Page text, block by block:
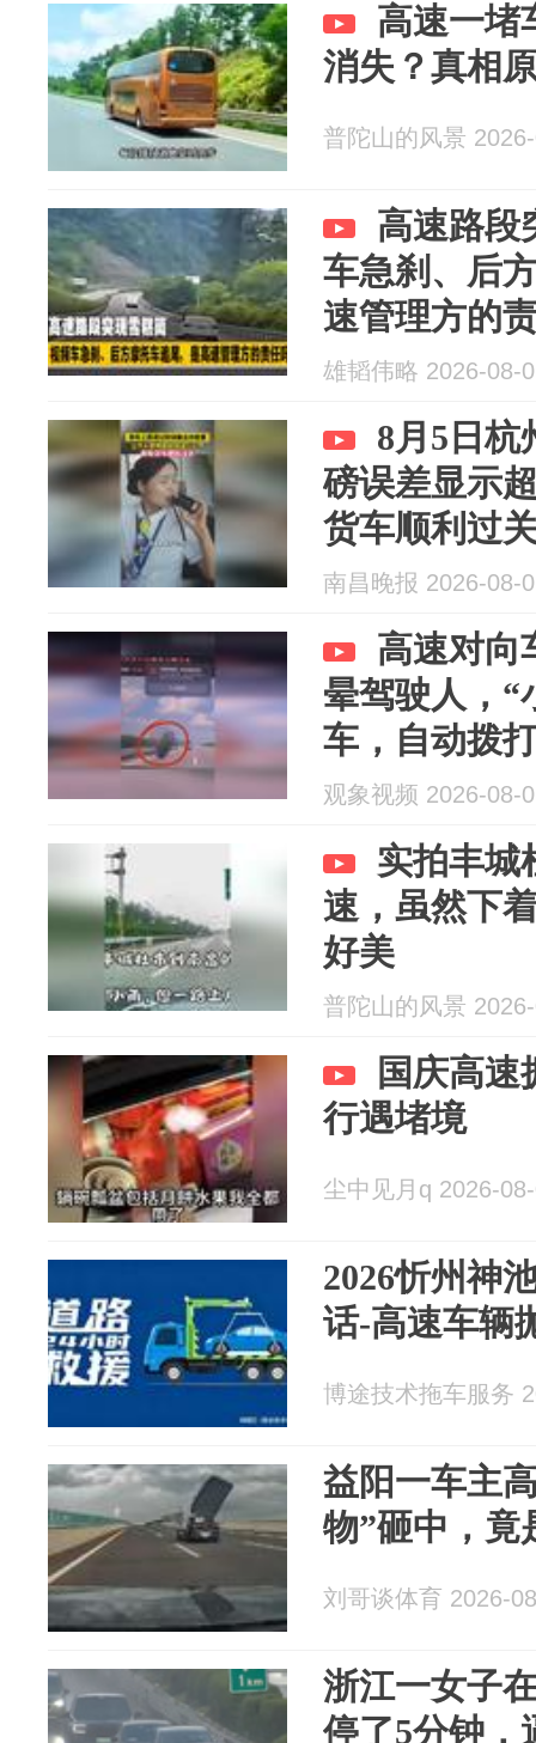
高速一堵
消失？真相
普陀山的风景
高速路段
车急刹、后
速管理方的
雄韬伟略 2026-08-
8月5日杭
磅误差显示
货车顺利过
南昌晚报 2026-08-
高速对向
晕驾驶人，“
车，自动拨
事到120来全
观象视频 2026-08-
实拍丰城
速，虽然下
好美
普陀山的风景
国庆高速
行遇堵境
尘中见月q 2026-
2026忻州神
话-高速车辆
博途技术拖车服务
益阳一车主
物”砸中，竟
刘哥谈体育 2026-
浙江一女子
停了5分钟，